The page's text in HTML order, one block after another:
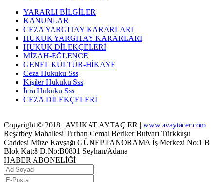
YARARLI BİLGİLER
KANUNLAR
CEZA YARGITAY KARARLARI
HUKUK YARGITAY KARARLARI
HUKUK DİLEKÇELERİ
MİZAH-EĞLENCE
GENEL KÜLTÜR-HİKAYE
Ceza Hukuku Sss
Kişiler Hukuku Sss
İcra Hukuku Sss
CEZA DİLEKÇELERİ
Copyright © 2018 | AVUKAT AYTAÇ ER | www.avaytacer.com
Reşatbey Mahallesi Turhan Cemal Beriker Bulvarı Türkkuşu
Caddesi Müze Kavşağı GÜNEP PANORAMA İş Merkezi No:1 B
Blok Kat:8 D.No:B0801 Seyhan/Adana
HABER ABONELİĞİ